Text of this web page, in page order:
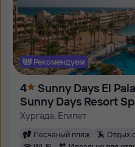
Рекомендуем
4
Sunny Days El
Sunny Days Resort
Хургада, Египет
Песчаный пляж Отдых